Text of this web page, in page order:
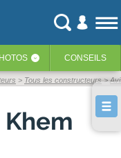
‹ CONSEILS
Tous les constructeurs